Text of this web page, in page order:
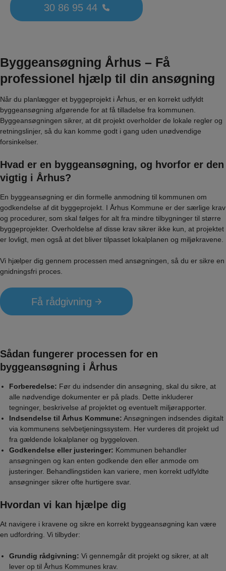
30 86 95 44
Byggeansøgning Århus – Få
professionel hjælp til din ansøgning
Når du planlægger et byggeprojekt i Århus, er en korrekt udfyldt
byggeansøgning afgørende for at få tilladelse fra kommunen.
Byggeansøgningen sikrer, at dit projekt overholder de lokale regler og
retningslinjer, så du kan komme godt i gang uden unødvendige
forsinkelser.
Hvad er en byggeansøgning, og hvorfor er den
vigtig i Århus?
En byggeansøgning er din formelle anmodning til kommunen om
godkendelse af dit byggeprojekt. I Århus Kommune er der særlige krav
og procedurer, som skal følges for alt fra mindre tilbygninger til større
byggeprojekter. Overholdelse af disse krav sikrer ikke kun, at projektet
er lovligt, men også at det bliver tilpasset lokalplanen og miljøkravene.
Vi hjælper dig gennem processen med ansøgningen, så du er sikre en
gnidningsfri proces.
Få rådgivning
Sådan fungerer processen for en
byggeansøgning i Århus
Forberedelse: Før du indsender din ansøgning, skal du sikre, at
alle nødvendige dokumenter er på plads. Dette inkluderer
tegninger, beskrivelse af projektet og eventuelt miljørapporter.
Indsendelse til Århus Kommune: Ansøgningen indsendes digitalt
via kommunens selvbetjeningssystem. Her vurderes dit projekt ud
fra gældende lokalplaner og byggeloven.
Godkendelse eller justeringer: Kommunen behandler
ansøgningen og kan enten godkende den eller anmode om
justeringer. Behandlingstiden kan variere, men korrekt udfyldte
ansøgninger sikrer ofte hurtigere svar.
Hvordan vi kan hjælpe dig
At navigere i kravene og sikre en korrekt byggeansøgning kan være
en udfordring. Vi tilbyder:
Grundig rådgivning: Vi gennemgår dit projekt og sikrer, at alt
lever op til Århus Kommunes krav.